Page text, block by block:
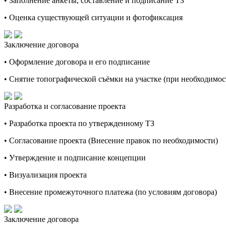
• Оценка существующей ситуации и фотофиксация
Заключение договора
• Оформление договора и его подписание
• Снятие топографической съёмки на участке (при
Разработка и согласование проекта
• Разработка проекта по утвержденному ТЗ
• Согласование проекта (Внесение правок по необходимости)
• Утверждение и подписание концепции
• Визуализация проекта
• Внесение промежуточного платежа (по условиям договора)
Заключение договора